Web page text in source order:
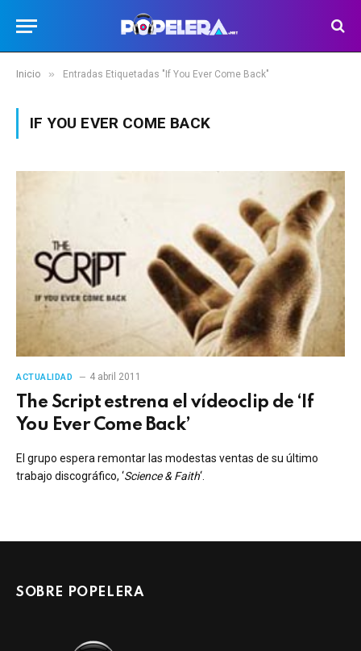
Inicio » Entradas Etiquetadas "If You Ever Come Back"
IF YOU EVER COME BACK
ACTUALIDAD 4 abril 2011
The Script estrena el vídeoclip de ‘If
You Ever Come Back’
El grupo espera remontar las modestas ventas de su último
trabajo discográfico, ‘Science & Faith‘.
SOBRE POPELERA